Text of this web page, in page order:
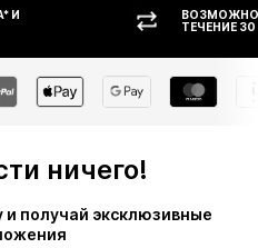
И
ТЕЧЕНИЕ
ничего!
получай эксклюзивные